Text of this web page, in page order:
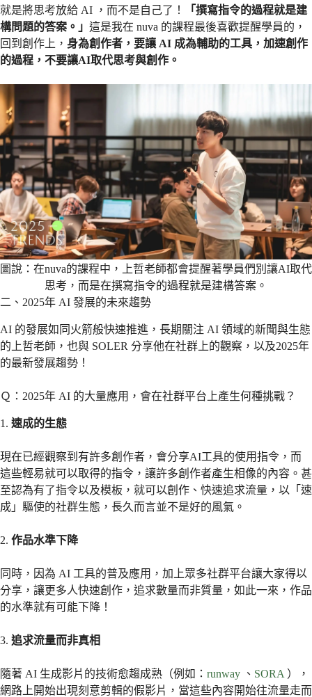
就是將思考放給 AI ，而不是自己了！
「撰寫指令的過程就是建
構問題的答案。」 這是我在 nuva 的課程最後喜歡提醒學員的，
回到創作上， 身為創作者，要讓 AI 成為輔助的工具，加速創作
的過程，不要讓AI取代思考與創作。
圖說：在nuva的課程中，上哲老師都會提醒著學員們別讓AI取代
思考，而是在撰寫指令的過程就是建構答案。
二、2025年 AI 發展的未來趨勢
AI 的發展如同火箭般快速推進，長期關注 AI 領域的新聞與生態
的上哲老師，也與 SOLER 分享他在社群上的觀察，以及2025年
的最新發展趨勢！
Ｑ：2025年 AI 的大量應用，會在社群平台上產生何種挑戰？
1. 速成的生態
現在已經觀察到有許多創作者，會分享AI工具的使用指令，而
這些輕易就可以取得的指令，讓許多創作者產生相像的內容。甚
至認為有了指令以及模板，就可以創作、快速追求流量，以「速
成」驅使的社群生態，長久而言並不是好的風氣。
2. 作品水準下降
同時，因為 AI 工具的普及應用，加上眾多社群平台讓大家得以
分享，讓更多人快速創作，追求數量而非質量，如此一來，作品
的水準就有可能下降！
3. 追求流量而非真相
隨著 AI 生成影片的技術愈趨成熟（例如： runway 、 SORA ），
網路上開始出現刻意剪輯的假影片，當這些內容開始往流量走而